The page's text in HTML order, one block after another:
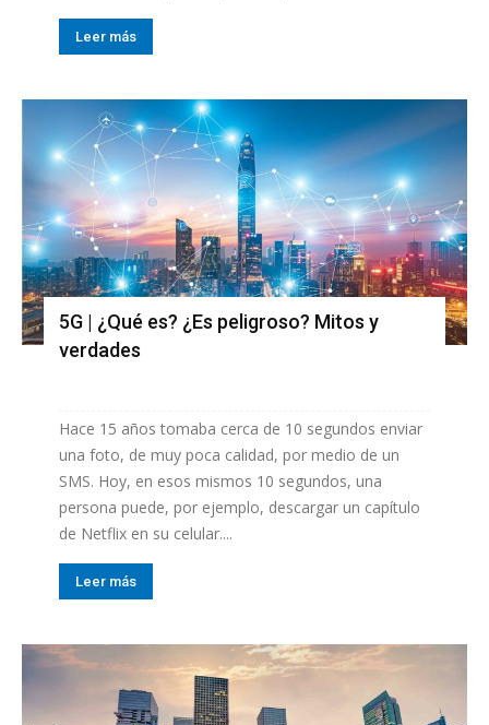
Leer más
5G | ¿Qué es? ¿Es peligroso? Mitos y
verdades
Hace 15 años tomaba cerca de 10 segundos enviar
una foto, de muy poca calidad, por medio de un
SMS. Hoy, en esos mismos 10 segundos, una
persona puede, por ejemplo, descargar un capítulo
de Netflix en su celular....
Leer más